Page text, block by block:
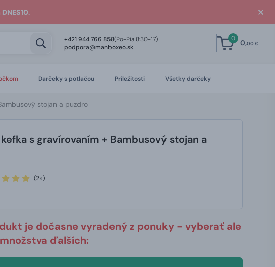
DNES10.
+421 944 766 858(Po-Pia 8:30-17)
podpora@manboxeo.sk
0 0,00 €
Darčeky s potlačou Príležitosti Všetky darčeky
stojan a puzdro
kefka s gravírovaním + Bambusový stojan a
(2×)
je dočasne vyradený z ponuky - vyberať ale
ďalších: